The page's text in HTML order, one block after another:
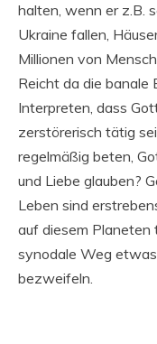
halten, wenn er z.B.
Ukraine fallen,
Millionen von
Reicht da die banale
Interpreten, dass
zerstörerisch tätig
regelmäßig beten,
und Liebe glauben?
Leben sind
auf diesem Planeten
synodale Weg
bezweifeln.